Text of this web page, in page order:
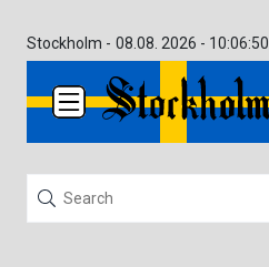
Stockholm - 08.08. 2026 - 10:06:52